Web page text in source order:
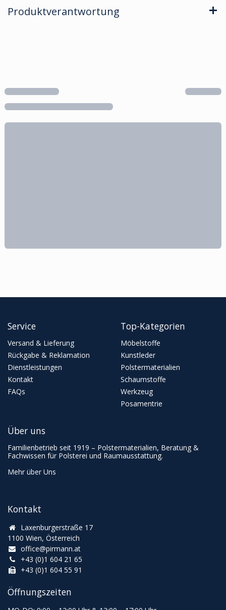
Produktverantwortung
Service
Versand & Lieferung
Rückgabe & Reklamation
Dienstleistungen
Kontakt
FAQs
Top-Kategorien
Möbelstoffe
Kunstleder
Polstermaterialien
Schaumstoffe
Werkzeug
Posamentrie
Kontakt
Laxenburgerstraße 17
1100 Wien, Österreich
office@pirmann.at
+43 (0)1 604 21 65
+43 (0)1 604 55 91
Öffnungszeiten
Über uns
Familienbetrieb seit 1919 – Polstermaterialien, Beratung &
Fachwissen für Polsterei und Raumausstattung.
Mehr über Uns